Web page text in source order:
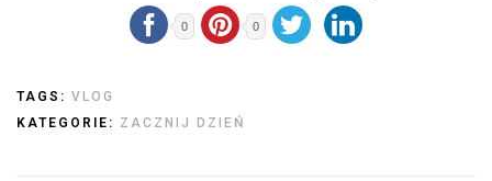
0 0
TAGS: VLOG
KATEGORIE: ZACZNIJ DZIEŃ